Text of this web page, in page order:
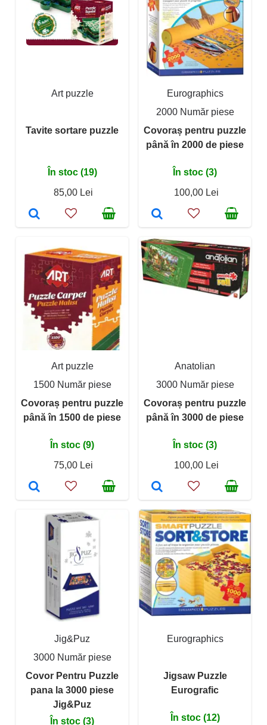
Art puzzle
Tavite sortare puzzle
În stoc (19)
85,00 Lei
Eurographics
2000 Număr piese
Covoraș pentru puzzle
până în 2000 de piese
În stoc (3)
100,00 Lei
Art puzzle
1500 Număr piese
Covoraș pentru puzzle
până în 1500 de piese
În stoc (9)
75,00 Lei
Anatolian
3000 Număr piese
Covoraș pentru puzzle
până în 3000 de piese
În stoc (3)
100,00 Lei
Jig&Puz
3000 Număr piese
Covor Pentru Puzzle
pana la 3000 piese
Jig&Puz
În stoc (3)
Eurographics
Jigsaw Puzzle
Eurografic
În stoc (12)